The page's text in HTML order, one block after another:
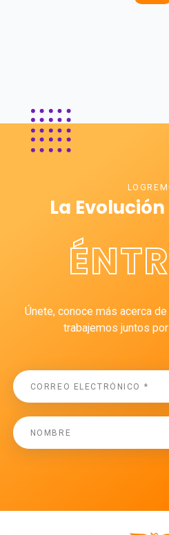
La
Únete, conoce más acerca
trabajemos juntos